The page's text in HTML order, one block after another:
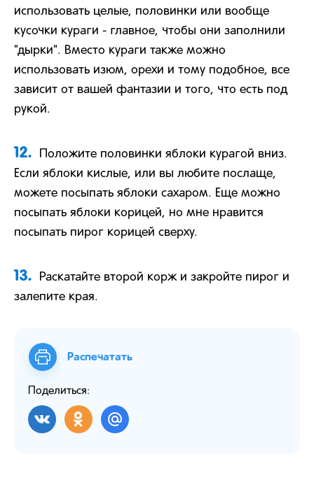
использовать целые, половинки или вообще
кусочки кураги - главное, чтобы они заполнили
"дырки". Вместо кураги также можно
использовать изюм, орехи и тому подобное, все
зависит от вашей фантазии и того, что есть под
рукой.
12.
Положите половинки яблоки курагой вниз.
Если яблоки кислые, или вы любите послаще,
можете посыпать яблоки сахаром. Еще можно
посыпать яблоки корицей, но мне нравится
посыпать пирог корицей сверху.
13.
Раскатайте второй корж и закройте пирог и
залепите края.
Распечатать
Поделиться: